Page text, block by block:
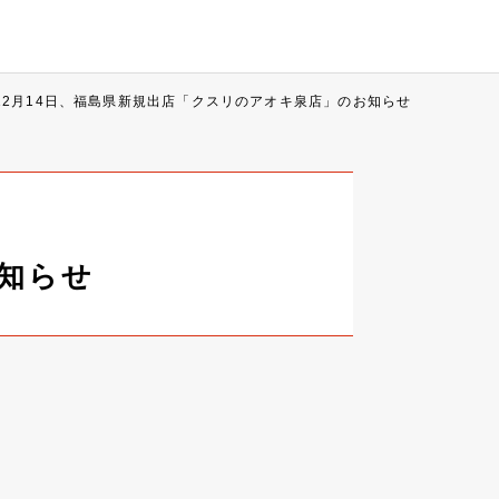
月14日、福島県新規出店「クスリのアオキ泉店」のお知らせ
らせ